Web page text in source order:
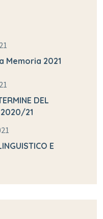
Memoria 2021
DEL
2020/21
E